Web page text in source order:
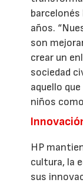
años.
son
crear un
sociedad
aquello
niños
HP
cultura, la
sus